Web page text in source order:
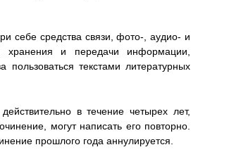
себе средства связи, фото-, аудио- и
хранения и передачи информации,
текстами литературных
в течение четырех лет,
могут написать его повторно.
прошлого года аннулируется.